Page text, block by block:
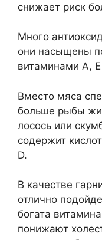
снижает риск
Много
они насыщены
витаминами А,
Вместо мяса
больше рыбы
лосось или
содержит
D.
В качестве
отлично
богата
понижают